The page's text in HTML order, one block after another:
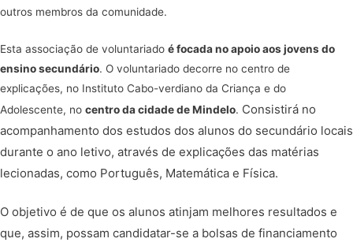
outros membros da comunidade.
Esta associação de voluntariado é focada no apoio aos jovens do
ensino secundário. O voluntariado decorre no centro de
explicações, no Instituto Cabo-verdiano da Criança e do
Adolescente, no centro da cidade de Mindelo. Consistirá no
acompanhamento dos estudos dos alunos do secundário locais
durante o ano letivo, através de explicações das matérias
lecionadas, como Português, Matemática e Física.
O objetivo é de que os alunos atinjam melhores resultados e
que, assim, possam candidatar-se a bolsas de financiamento